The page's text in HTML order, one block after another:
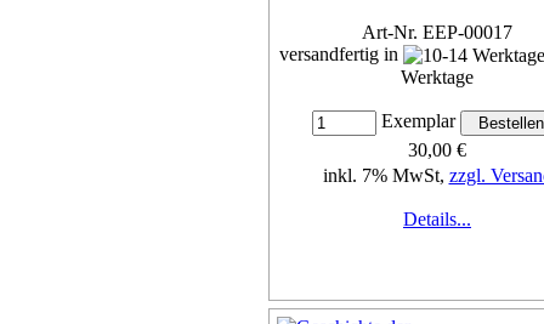
Art-Nr. EEP-00017
versandfertig in
Werktage
Exemplar
30,00 €
inkl. 7% MwSt, zzgl.
Details...